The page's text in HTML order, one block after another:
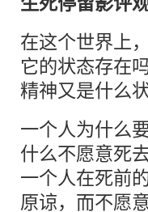
在这个世界上
它的状态存在
精神又是什
一个人为什么
什么不愿意死
一个人在死前
原谅，而不